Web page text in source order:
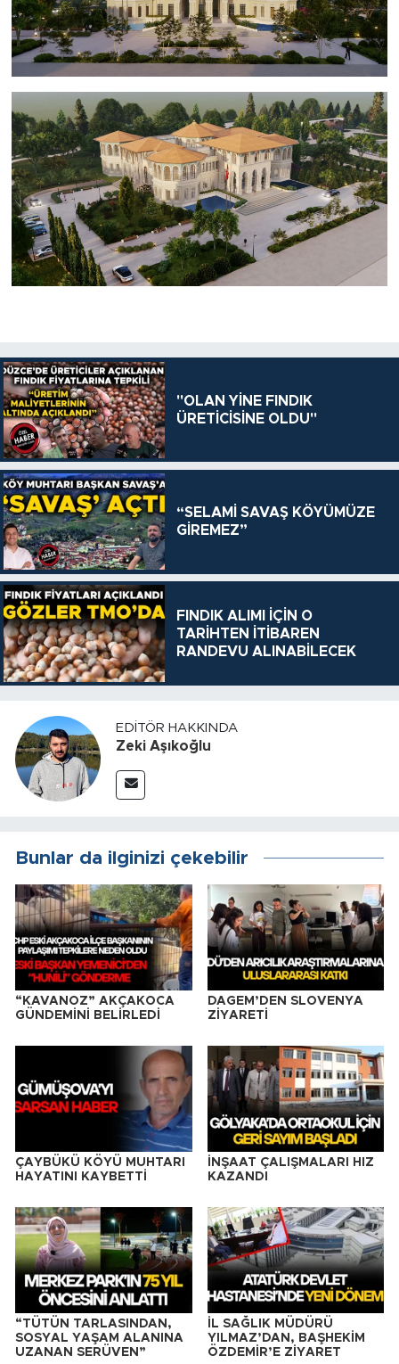
"OLAN YİNE FINDIK
ÜRETİCİSİNE OLDU"
“SELAMİ SAVAŞ KÖYÜMÜZE
GİREMEZ”
FINDIK ALIMI İÇİN O
TARİHTEN İTİBAREN
RANDEVU ALINABİLECEK
EDITÖR HAKKINDA
Zeki Aşıkoğlu
Bunlar da ilginizi çekebilir
“KAVANOZ” AKÇAKOCA
GÜNDEMİNİ BELİRLEDİ
DAGEM’DEN SLOVENYA
ZİYARETİ
ÇAYBÜKÜ KÖYÜ MUHTARI
HAYATINI KAYBETTİ
İNŞAAT ÇALIŞMALARI HIZ
KAZANDI
“TÜTÜN TARLASINDAN,
SOSYAL YAŞAM ALANINA
UZANAN SERÜVEN”
İL SAĞLIK MÜDÜRÜ
YILMAZ’DAN, BAŞHEKİM
ÖZDEMİR’E ZİYARET